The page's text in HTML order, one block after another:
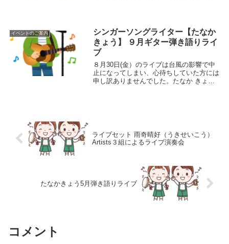
30分...
イベントのご案内
シンガーソングライター【たなか
きょう】 ９月ギター弾き語りライ
ブ
８月30日(金）のライブは台風の影響で中
止になってしまい、心待ちしていた方には
申し訳ありませんでした。たなか きょう
ライブセット 雨奇晴好（うきせいこう）
Artists３組によるライブ演奏会
たなかきょう5月弾き語りライブ
コメント